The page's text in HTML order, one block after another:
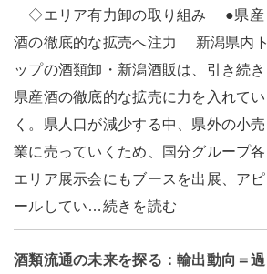
◇エリア有力卸の取り組み ●県産
酒の徹底的な拡売へ注力 新潟県内ト
ップの酒類卸・新潟酒販は、引き続き
県産酒の徹底的な拡売に力を入れてい
く。県人口が減少する中、県外の小売
業に売っていくため、国分グループ各
エリア展示会にもブースを出展、アピ
ールしてい…続きを読む
酒類流通の未来を探る：輸出動向＝過